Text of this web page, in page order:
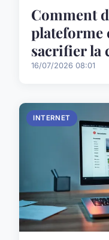
Comment
plateforme
sacrifier la
16/07/2026 08:01
INTERNET